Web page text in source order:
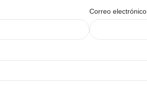
Correo electrónico